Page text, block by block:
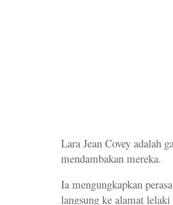
Lara Jean Covey adalah
mendambakan mereka.
Ia mengungkapkan
langsung ke alamat